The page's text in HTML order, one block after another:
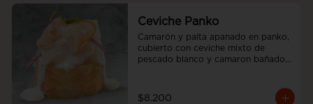
Ceviche Panko
Camarón y palta apanado en panko,
cubierto con ceviche mixto de
pescado blanco y camaron bañado
$8.200